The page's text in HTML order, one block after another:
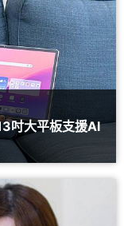
吋大平板支援AI